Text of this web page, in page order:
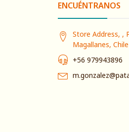
ENCUÉNTRANOS
Store Address, ,
Magallanes, Chile
+56 979943896